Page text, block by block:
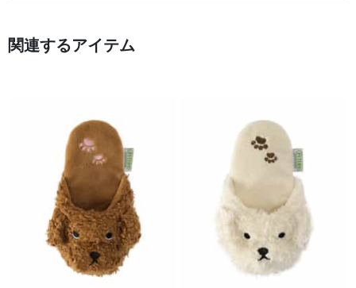
関連するアイテム